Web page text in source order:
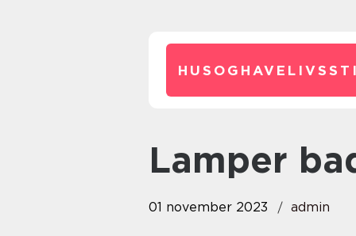
lamper
01 november 2023 admin